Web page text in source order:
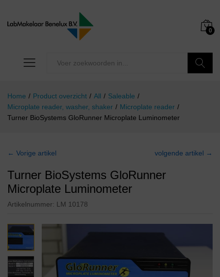
0
Home / Product overzicht / All / Saleable /
Microplate reader, washer, shaker / Microplate reader /
Turner BioSystems GloRunner Microplate Luminometer
← Vorige artikel volgende artikel →
Turner BioSystems GloRunner
Microplate Luminometer
Artikelnummer: LM 10178